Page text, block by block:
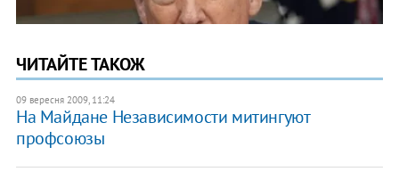
ЧИТАЙТЕ ТАКОЖ
09 вересня 2009, 11:24
На Майдане Независимости митингуют
профсоюзы